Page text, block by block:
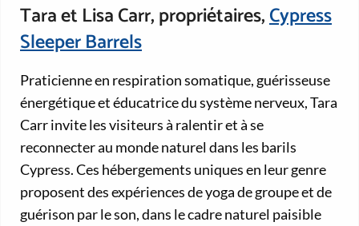
Tara et Lisa Carr, propriétaires,Cypress
Sleeper Barrels
Praticienne en respiration somatique, guérisseuse
énergétique et éducatrice du système nerveux, Tara
Carr invite les visiteurs à ralentir et à se
reconnecter au monde naturel dans les barils
Cypress. Ces hébergements uniques en leur genre
proposent des expériences de yoga de groupe et de
guérison par le son, dans le cadre naturel paisible